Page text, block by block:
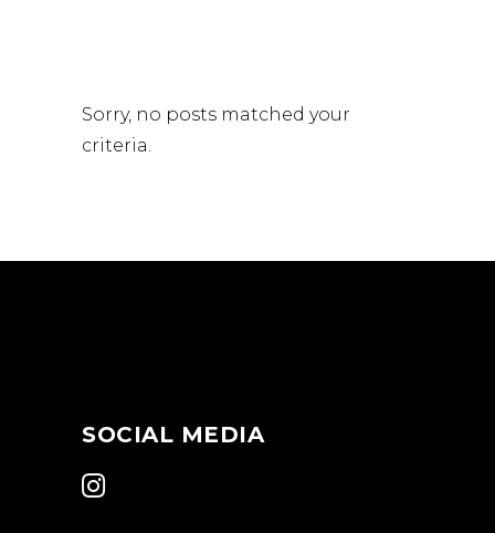
Sorry, no posts matched your
criteria.
SOCIAL MEDIA